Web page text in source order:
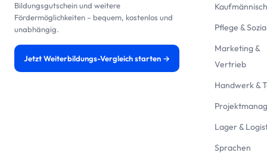
Bildungsgutschein und weitere
Fördermöglichkeiten – bequem, kostenlos und
unabhängig.
Jetzt Weiterbildungs-Vergleich starten →
Kaufmännisch
Pflege &
Marketing &
Vertrieb
Handwerk &
Lager &
Sprachen